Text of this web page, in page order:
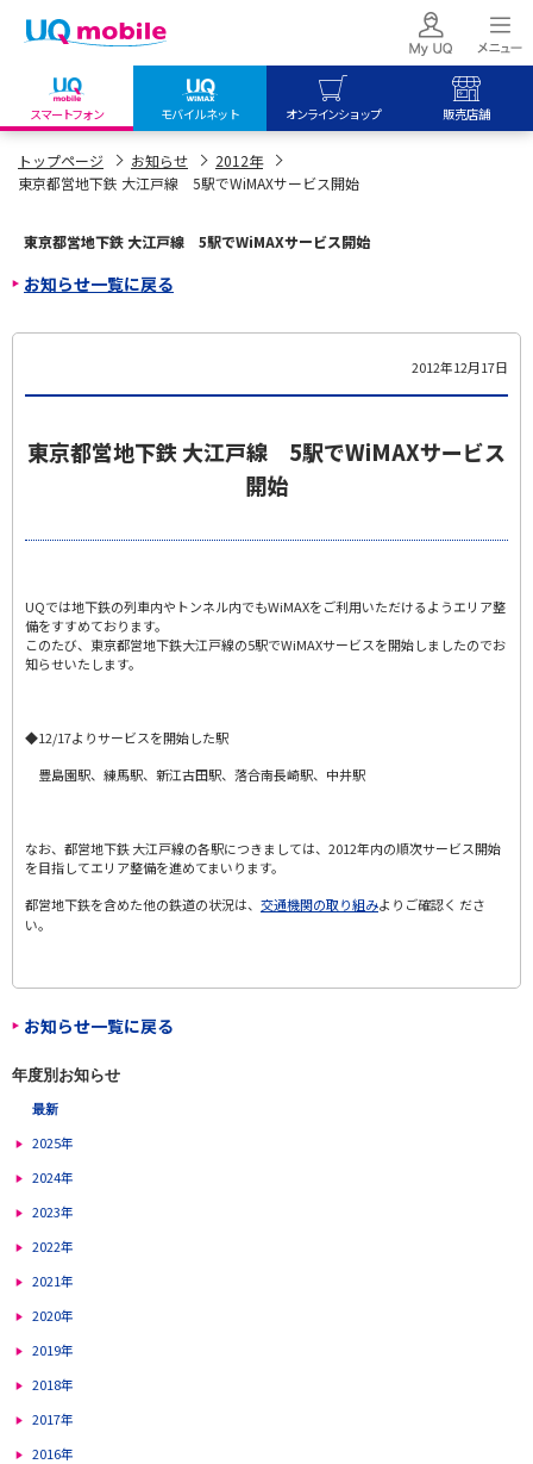
スマートフォン モバイルネット オンラインショップ 販売店舗
my UQ WiMAX
UQ WiMAX ご契約の方
My UQ mobile
データチャージサイト
UQ mobile
オンラインショップ
UQ WiMAX
UQ mobile
販売店舗
UQ WiMAX
トップページ お知らせ
2012年
東京都営地下鉄 大江戸線 5駅でWiMAXサービス開始
東京都営地下鉄 大江戸線 5駅でWiMAXサービス開始
お知らせ一覧に戻る
2012年12月17日
東京都営地下鉄 大江戸線 5駅でWiMAXサービス
開始
UQでは地下鉄の列車内やトンネル内でもWiMAXをご利用いただけるようエリア整
備をすすめております。
このたび、東京都営地下鉄大江戸線の5駅でWiMAXサービスを開始しましたのでお
知らせいたします。
◆12/17よりサービスを開始した駅
豊島園駅、練馬駅、新江古田駅、落合南長崎駅、中井駅
なお、都営地下鉄 大江戸線の各駅につきましては、2012年内の順次サービス開始
を目指してエリア整備を進めてまいります。
都営地下鉄を含めた他の鉄道の状況は、 交通機関の取り組みよりご確認く ださ
い。
お知らせ一覧に戻る
年度別お知らせ
最新
2025年
2024年
2023年
2022年
2021年
2020年
2019年
2018年
2017年
2016年